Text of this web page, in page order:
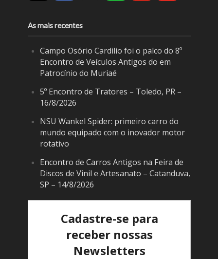
As mais recentes
Campo Osório Cardilio foi o palco do 8º
Encontro de Veículos Antigos do em
Patrocínio do Muriaé
5º Encontro de Tratores – Toledo, PR –
16/8/2026
NSU Wankel Spider: primeiro carro do
mundo equipado com o inovador motor
rotativo
Encontro de Carros Antigos na Feira de
Discos de Vinil e Artesanato – Catanduva,
SP – 14/8/2026